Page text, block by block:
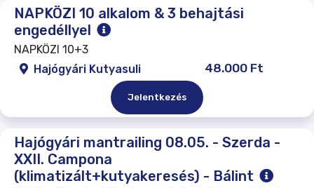
NAPKÖZI 10 alkalom & 3 behajtási
engedéllyel
NAPKÖZI 10+3
Hajógyári Kutyasuli
48.000 Ft
Jelentkezés
Hajógyári mantrailing 08.05. - Szerda -
XXII. Campona
(klimatizált+kutyakeresés) - Bálint